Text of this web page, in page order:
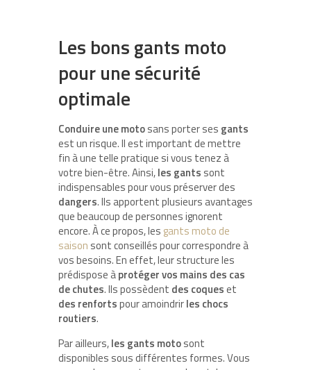
Les bons gants moto
pour une sécurité
optimale
Conduire une motosans porter ses gants
est un risque. Il est important de mettre
fin à une telle pratique si vous tenez à
votre bien-être. Ainsi,les gants sont
indispensables pour vous préserver des
dangers. Ils apportent plusieurs avantages
que beaucoup de personnes ignorent
encore. À ce propos, les gants moto de
saison sont conseillés pour correspondre à
vos besoins. En effet, leur structure les
prédispose àprotéger vos mains des cas
de chutes. Ils possèdent des coqueset
des renfortspour amoindrirles chocs
routiers.
Par ailleurs,les gants motosont
disponibles sous différentes formes. Vous